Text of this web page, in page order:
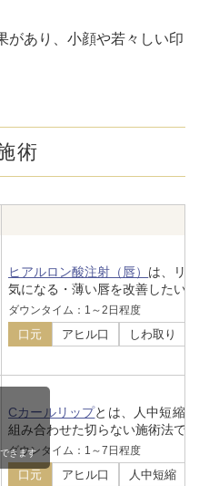
があり、小顔や若々しい印
術
ヒアルロン酸注射（唇） は、リ
気になる・薄い唇を改善したい
ダウンタイム：1～2日程度
口元 アヒル口 しわ取り
Cカールリップとは、人中短縮
組み合わせた切らない施術法で
ダウンタイム：1～7日程度
口元 アヒル口 人中短縮
きます